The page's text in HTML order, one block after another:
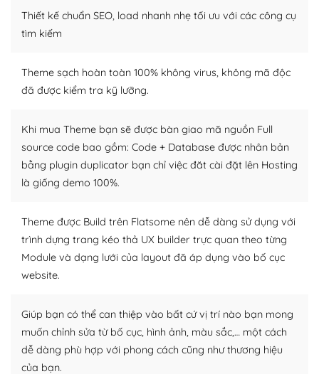
– Sở hữu một cộng đồng lớn, sẵn sàng hỗ trợ
khổng lồ được kiểm duyệt bởi các nhân viên và những
người cuồng tín WordPress.
kiếm những cộng đồng WordPress, họ sẽ giúp bạn trả
lời, giải đáp vấn đề của bạn.
Cộng đồng sử dụng WordPress sẵn sàng hỗ trợ bạn
Plugin mở rộng là thành phần cài đặt thêm vào
WordPress để tăng thêm các tính năng cần thiết. Có
nhiều plugin trả phí hoặc miễn phí.
plugin của WordPress rất phong phú. Bạn có thể thỏa
thích chọn lựa plugin và themes phù hợp cho mục đích
lập website của mình.
Thiết kế chuẩn SEO, load nhanh nhẹ tối ưu với các công cụ
tìm kiếm
Theme sạch hoàn toàn 100% không virus, không mã độc
đã được kiểm tra kỹ lưỡng.
Khi mua Theme bạn sẽ được bàn giao mã nguồn Full
source code bao gồm: Code + Database được nhân bản
bằng plugin duplicator bạn chỉ việc đăt cài đặt lên Hosting
là giống demo 100%.
Theme được Build trên Flatsome nên dễ dàng sử dụng với
trình dựng trang kéo thả UX builder trực quan theo từng
Module và dạng lưới của layout đã áp dụng vào bố cục
website.
Giúp bạn có thể can thiệp vào bất cứ vị trí nào bạn mong
muốn chỉnh sửa từ bố cục, hình ảnh, màu sắc,… một cách
dễ dàng phù hợp với phong cách cũng như thương hiệu
của bạn.